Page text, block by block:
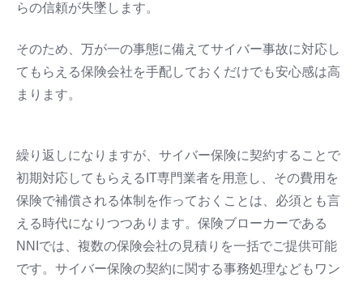
らの信頼が失墜します。
そのため、万が一の事態に備えてサイバー事故に対応し
てもらえる保険会社を手配しておくだけでも安心感は高
まります。
繰り返しになりますが、サイバー保険に契約することで
初期対応してもらえるIT専門業者を用意し、その費用を
保険で補償される体制を作っておくことは、必須とも言
える時代になりつつあります。保険ブローカーである
NNIでは、複数の保険会社の見積りを一括でご提供可能
です。サイバー保険の契約に関する事務処理などもワン